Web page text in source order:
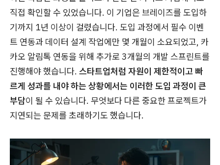
직접 확인할 수 있었습니다. 이 기업은 브레이즈를 도입하
기까지 1년 이상이 걸렸습니다. 도입 과정에서 필수 이벤
트 연동과 데이터 설계 작업에만 몇 개월이 소요되었고, 카
카오 알림톡 연동을 위해 추가로 3개월의 개발 스프린트를
진행해야 했습니다. 스타트업처럼 자원이 제한적이고 빠
르게 성과를 내야 하는 상황에서는 이러한 도입 과정이 큰
부담이 될 수 있습니다. 무엇보다 다른 중요한 프로젝트가
지연되는 문제를 초래하기도 했습니다.